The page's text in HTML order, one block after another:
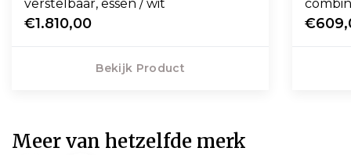
verstelbaar, essen / wit
€1.810,00
Bekijk Product
Meer van hetzelfde merk